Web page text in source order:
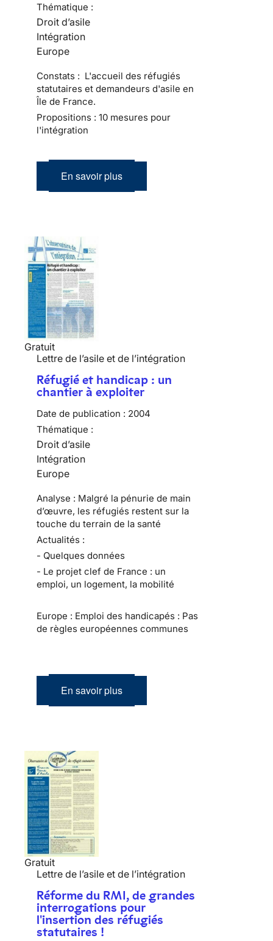
Thématique :
Droit d’asile
Intégration
Europe
Constats : L'accueil des réfugiés
statutaires et demandeurs d'asile en
Île de France.
Propositions : 10 mesures pour
l'intégration
En savoir plus
Gratuit
Lettre de l’asile et de l’intégration
Réfugié et handicap : un
chantier à exploiter
Date de publication : 2004
Thématique :
Droit d’asile
Intégration
Europe
Analyse : Malgré la pénurie de main
d’œuvre, les réfugiés restent sur la
touche du terrain de la santé
Actualités :
- Quelques données
- Le projet clef de France : un
emploi, un logement, la mobilité
Europe : Emploi des handicapés : Pas
de règles européennes communes
En savoir plus
Gratuit
Lettre de l’asile et de l’intégration
Réforme du RMI, de grandes
interrogations pour
l'insertion des réfugiés
statutaires !